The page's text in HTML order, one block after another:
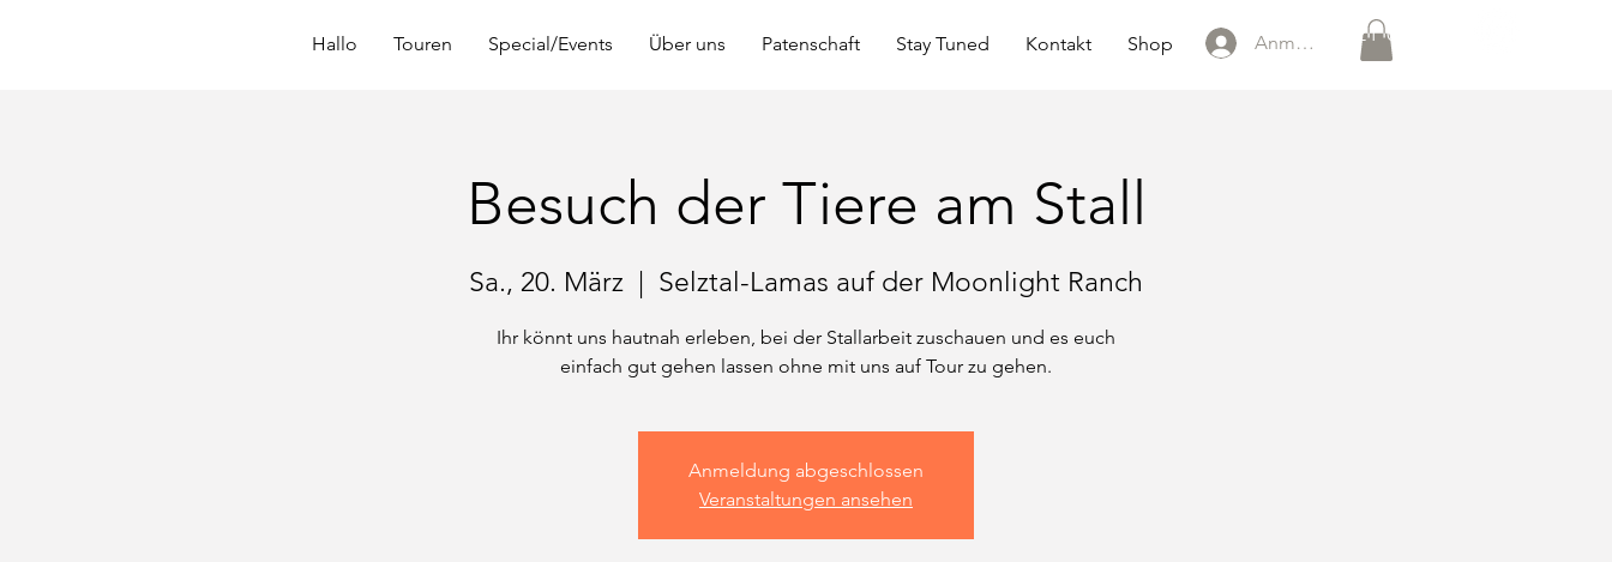
0151 121 096 15
Hallo Touren Special/Events Über uns Patenschaft Stay Tuned Kontakt Shop Anmelden
Besuch der Tiere am Stall
Sa., 20. März
  |
Selztal-Lamas auf der Moonlight Ranch
Ihr könnt uns hautnah erleben, bei der Stallarbeit zuschauen und es euch
einfach gut gehen lassen ohne mit uns auf Tour zu gehen.
Anmeldung abgeschlossen
Veranstaltungen ansehen